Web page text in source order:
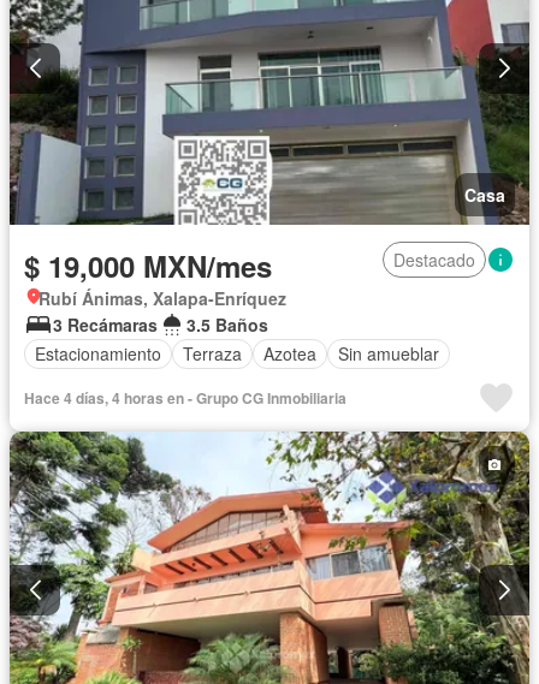
Casa
$ 19,000 MXN/mes
Destacado
Rubí Ánimas, Xalapa-Enríquez
3 Recámaras
3.5 Baños
Estacionamiento
Terraza Azotea Sin amueblar
Hace 4 días, 4 horas en - Grupo CG Inmobiliaria